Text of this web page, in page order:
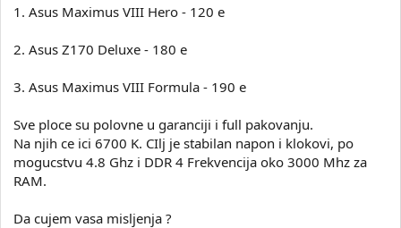
m
t
n
1. Asus Maximus VIII Hero - 120 e
2. Asus Z170 Deluxe - 180 e
3. Asus Maximus VIII Formula - 190 e
Sve ploce su polovne u garanciji i full pakovanju.
Na njih ce ici 6700 K. CIlj je stabilan napon i klokovi, po
mogucstvu 4.8 Ghz i DDR 4 Frekvencija oko 3000 Mhz za
RAM.
Da cujem vasa misljenja ?